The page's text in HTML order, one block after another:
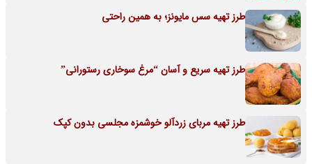
طرز تهیه سس مایونز؛ به همین راحتی
طرز تهیه سریع و آسان “مرغ سوخاری رستورانی”
طرز تهیه مربای زردآلو خوشمزه مجلسی بدون کپک